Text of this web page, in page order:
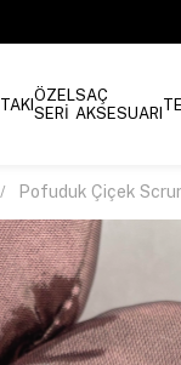
TAKIÖZEL
SERİ
SAÇ
AKSESUARI
Pofuduk Çiçek